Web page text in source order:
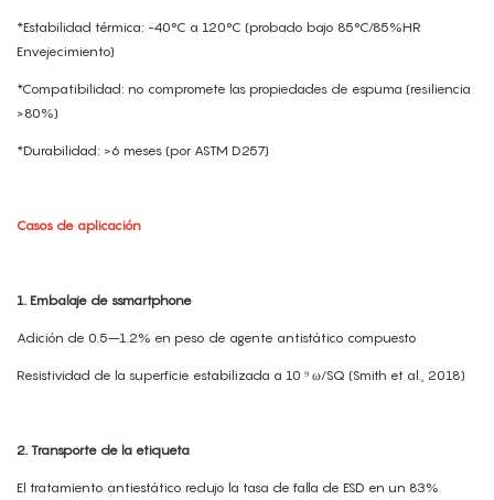
*Estabilidad térmica: -40°C a 120°C (probado bajo 85°C/85%HR
Envejecimiento)
*Compatibilidad: no compromete las propiedades de espuma (resiliencia
>80%)
*Durabilidad: >6 meses (por ASTM D257)
Casos de aplicación
1. Embalaje de ssmartphone
Adición de 0.5–1.2% en peso de agente antistático compuesto
Resistividad de la superficie estabilizada a 10 ⁹ ω/SQ (Smith et al., 2018)
2. Transporte de la etiqueta
El tratamiento antiestático redujo la tasa de falla de ESD en un 83%